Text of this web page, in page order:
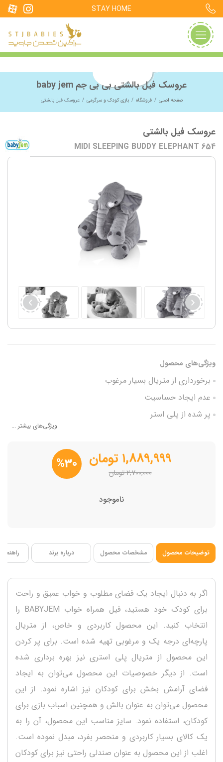
STAY HOME
عروسک فیل بالشتی بی بی جم baby jem
صفحه اصلی فروشگاه بازی کودک و سرگرمی عروسک فیل بالشتی
عروسک فیل بالشتی
MIDI SLEEPING BUDDY ELEPHANT 654
ویژگی‌های محصول
برخورداری از متریال بسیار مرغوب
عدم ایجاد حساسیت
پر شده از پلی استر
محافظ نشستن نوزاد
ویژگی‌های بیشتر ...
۱,۸۸۹,۹۹۹ تومان
۲,۷۰۰,۰۰۰تومان %30
ناموجود
توضیحات محصول مشخصات محصول درباره برند
اگر به دنبال ایجاد یک فضای مطلوب و خواب عمیق و راحت
برای کودک خود هستید، فیل همراه خواب BABYJEM را
انتخاب کنید. این محصول کاربردی و خاص، از متریال
پارچه‌ای درجه یک و مرغوبی تهیه شده است. برای پر کردن
این محصول از متریال پلی استری نیز بهره برداری شده
است. از دیگر خصوصیات این محصول می‌توان به ایجاد
فضای آرامش بخش برای کودکان نیز اشاره نمود. از این
محصول می‌توان به عنوان بالش و همچنین اسباب بازی برای
کودکان، استفاده نمود. سایز مناسب این محصول، آن را به
یک کالای بسیار کاربردی و منحصر بفرد، مبدل نموده است.
اغلب از این محصول به عنوان صندلی راحتی نیز برای کودکان